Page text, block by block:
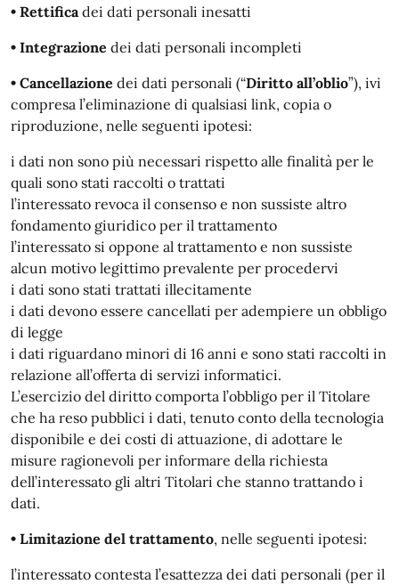
• Rettificadei dati personali inesatti
• Integrazione dei dati personali incompleti
• Cancellazione dei dati personali (“Diritto all’oblio”), ivi
compresa l’eliminazione di qualsiasi link, copia o
riproduzione, nelle seguenti ipotesi:
i dati non sono più necessari rispetto alle finalità per le
quali sono stati raccolti o trattati
l’interessato revoca il consenso e non sussiste altro
fondamento giuridico per il trattamento
l’interessato si oppone al trattamento e non sussiste
alcun motivo legittimo prevalente per procedervi
i dati sono stati trattati illecitamente
i dati devono essere cancellati per adempiere un obbligo
di legge
i dati riguardano minori di 16 anni e sono stati raccolti in
relazione all’offerta di servizi informatici.
L’esercizio del diritto comporta l’obbligo per il Titolare
che ha reso pubblici i dati, tenuto conto della tecnologia
disponibile e dei costi di attuazione, di adottare le
misure ragionevoli per informare della richiesta
dell’interessato gli altri Titolari che stanno trattando i
dati.
• Limitazione del trattamento, nelle seguenti ipotesi:
l’interessato contesta l’esattezza dei dati personali (per il